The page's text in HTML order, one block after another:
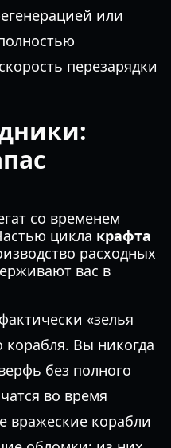
или
перезарядки
со временем
цикла крафта
расходных
вас в
«зелья
корабля. Вы никогда
без полного
во время
вражеские корабли